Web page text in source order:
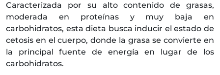
Caracterizada por su alto contenido de grasas,
moderada en proteínas y muy baja en
carbohidratos, esta dieta busca inducir el estado de
cetosis en el cuerpo, donde la grasa se convierte en
la principal fuente de energía en lugar de los
carbohidratos.